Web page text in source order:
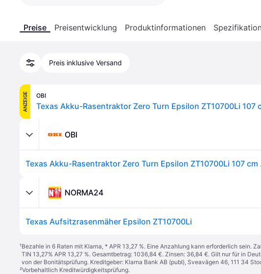
Preise Preisentwicklung Produktinformationen
Preis inklusive Versand
ANZEIGE OBI
OBI
Texas
NORMA24
Texas Aufsitzrasenmäher Epsilon ZT10700Li
¹Bezahle in 6 Raten mit Klarna, * APR 13,27 %. Eine Anzahlung kann erforderlich
TIN 13,27% APR 13,27 %. Gesamtbetrag: 1036,84 €. Zinsen: 36,84 €. Gilt nur für in
von der Bonitätsprüfung. Kreditgeber: Klarna Bank AB (publ), Sveavägen 46, 111 34
²Vorbehaltlich Kreditwürdigkeitsprüfung.